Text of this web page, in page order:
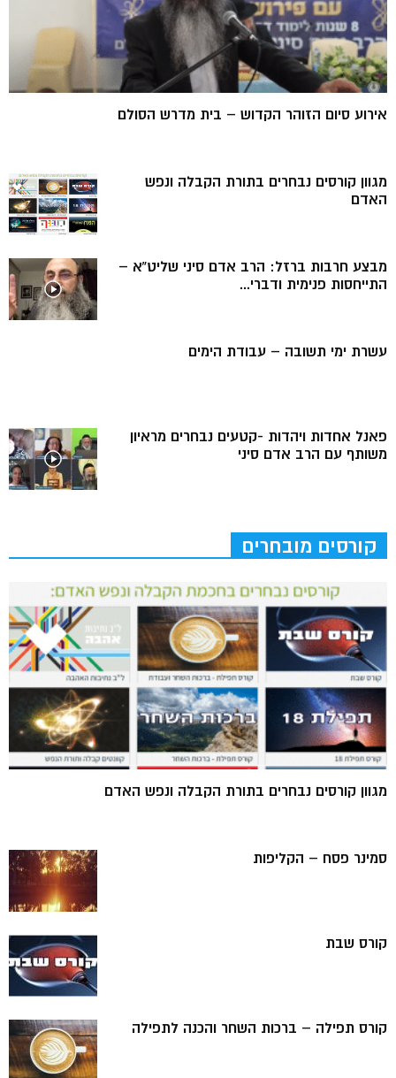
אירוע סיום הזוהר הקדוש – בית מדרש הסולם
מגוון קורסים נבחרים בתורת הקבלה ונפש
האדם
מבצע חרבות ברזל: הרב אדם סיני שליט”א –
התייחסות פנימית ודברי...
עשרת ימי תשובה – עבודת הימים
פאנל אחדות ויהדות -קטעים נבחרים מראיון
משותף עם הרב אדם סיני
קורסים מובחרים
מגוון קורסים נבחרים בתורת הקבלה ונפש האדם
סמינר פסח – הקליפות
קורס שבת
קורס תפילה – ברכות השחר והכנה לתפילה